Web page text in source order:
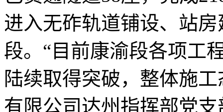
进入无砟轨道铺设、站
段。“目前康渝段各项工
陆续取得突破，整体施
有限公司达州指挥部党